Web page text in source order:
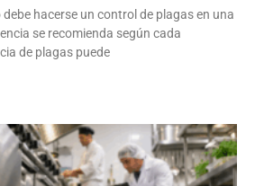
hacerse un control de plagas en una
se recomienda según cada
de plagas puede